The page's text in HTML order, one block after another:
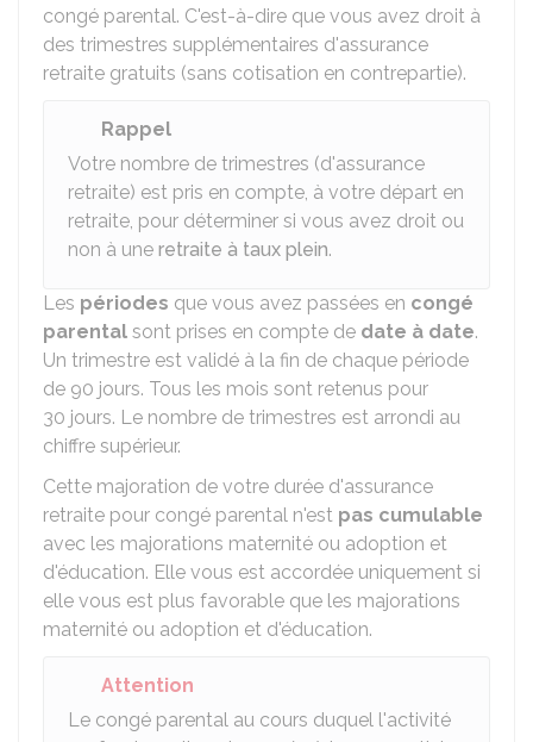
congé parental. C'est-à-dire que vous avez droit à
des trimestres supplémentaires d'assurance
retraite gratuits (sans cotisation en contrepartie).
Rappel
Votre nombre de trimestres (d'assurance
retraite) est pris en compte, à votre départ en
retraite, pour déterminer si vous avez droit ou
non à une retraite à taux plein.
Les périodes que vous avez passées en congé
parental sont prises en compte de date à date.
Un trimestre est validé à la fin de chaque période
de 90 jours. Tous les mois sont retenus pour
30 jours. Le nombre de trimestres est arrondi au
chiffre supérieur.
Cette majoration de votre durée d'assurance
retraite pour congé parental n'est pas cumulable
avec les majorations maternité ou adoption et
d'éducation. Elle vous est accordée uniquement si
elle vous est plus favorable que les majorations
maternité ou adoption et d'éducation.
Attention
Le congé parental au cours duquel l'activité